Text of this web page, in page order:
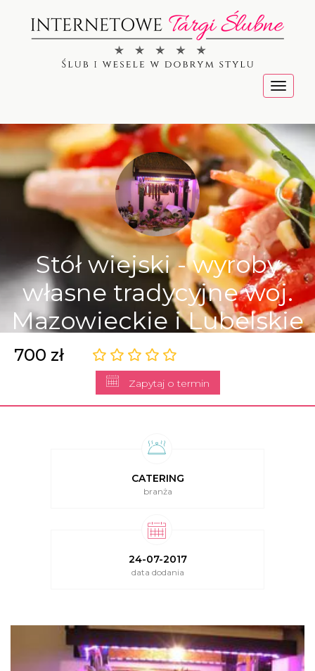
Menu
Stół wiejski - wyroby
własne tradycyjne woj.
Mazowieckie i Lubelskie
700 zł
Zapytaj o termin
CATERING
branża
24-07-2017
data dodania